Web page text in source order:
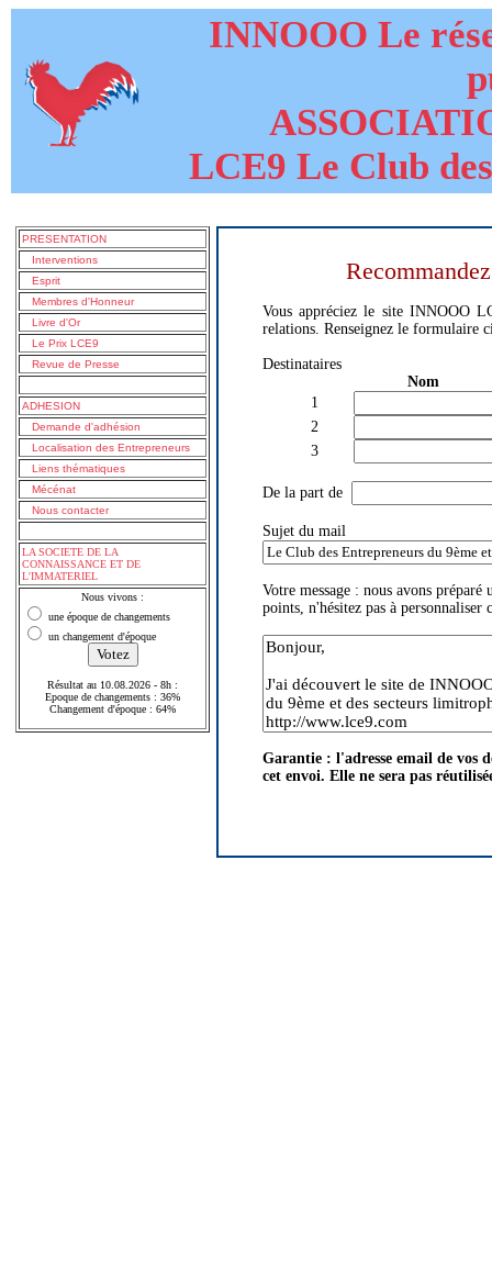
INNOOO Le
LCE9 Le Club
PRESENTATION
Interventions
Esprit
Membres d'Honneur
Livre d'Or
Le Prix LCE9
Revue de Presse
ADHESION
Demande d'adhésion
Localisation des Entrepreneurs
Liens thématiques
Mécénat
Nous contacter
LA SOCIETE DE LA
CONNAISSANCE ET DE
L'IMMATERIEL
Nous vivons :
une époque de changements
un changement d'époque
Résultat au 10.08.2026 - 8h :
Epoque de changements : 36%
Changement d'époque : 64%
Vous appréciez le site INNOOO
relations. Renseignez le formulaire
Destinataires
1
2
3
De la part de
Sujet du mail
Votre message : nous avons
points, n'hésitez pas à personnaliser
Garantie : l'adresse email de vos
cet envoi. Elle ne sera pas